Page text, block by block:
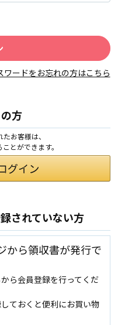
ワードをお忘れの方はこちら
方
お客様は、
とができます。
されていない方
から領収書が発行で
ら会員登録を行ってくだ
ておくと便利にお買い物